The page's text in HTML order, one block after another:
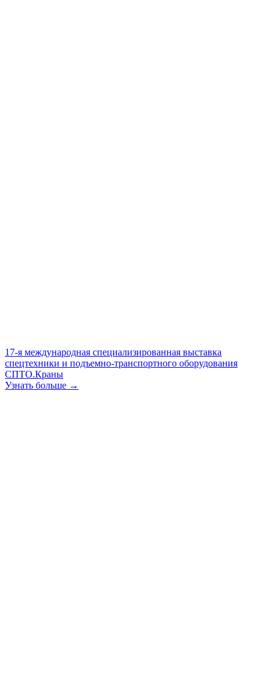
17-я международная специализированная выставка
спецтехники и подъемно-транспортного оборудования
СПТО.Краны
Узнать больше →